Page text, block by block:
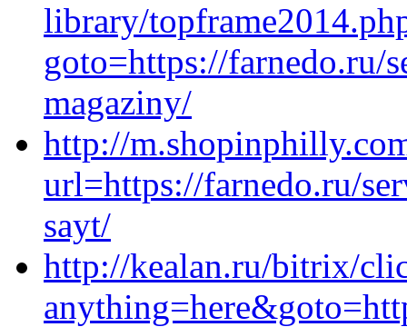
library/
goto=https://farnedo.ru/
magaziny/
http://
url=https://farnedo.ru/
sayt/
http://kealan.ru/bitrix/